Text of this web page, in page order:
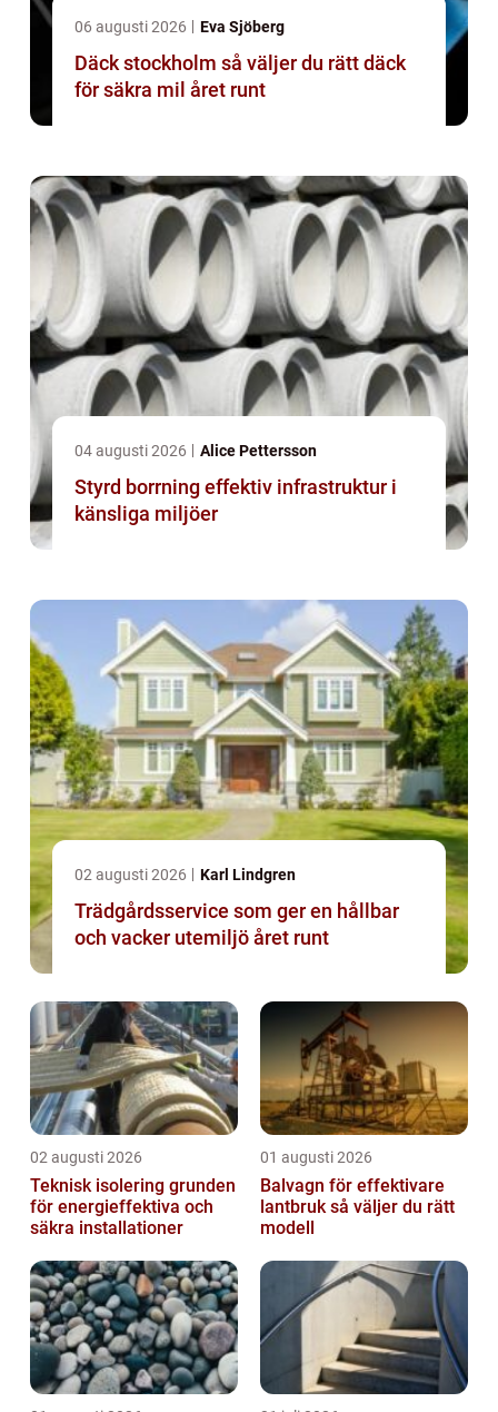
06 augusti 2026 Eva Sjöberg
Däck stockholm så väljer du rätt däck
för säkra mil året runt
04 augusti 2026 Alice Pettersson
Styrd borrning effektiv infrastruktur i
känsliga miljöer
02 augusti 2026 Karl Lindgren
Trädgårdsservice som ger en hållbar
och vacker utemiljö året runt
02 augusti 2026
Teknisk isolering grunden
för energieffektiva och
säkra installationer
01 augusti 2026
Balvagn för effektivare
lantbruk så väljer du rätt
modell